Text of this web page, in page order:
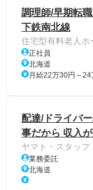
調理師/早期転
下鉄南北線
住宅型有料老人
正社員
北海道
月給22万30円～24
配達/ドライバ
事だから 収入
ヤマト・スタッ
業務委託
北海道